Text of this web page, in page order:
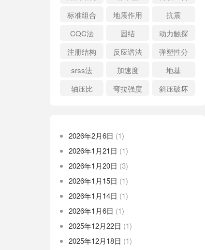
标准组合
地震作用
抗震
CQC法
固结
动力触探
注册结构
反应谱法
弹塑性分
srss法 加速度
地基
轴压比
弯拉强度 斜压破坏
2026年2月6日 (1)
2026年1月21日 (1)
2026年1月20日 (3)
2026年1月15日 (1)
2026年1月14日 (1)
2026年1月6日 (1)
2025年12月22日 (1)
2025年12月18日 (1)